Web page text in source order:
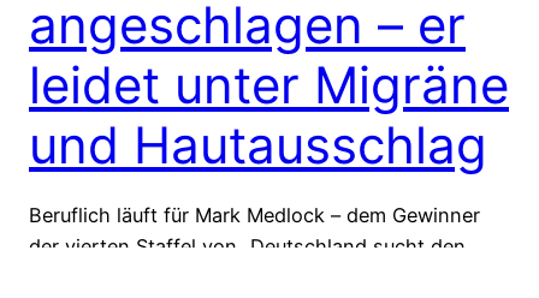
angeschlagen – er
leidet unter Migräne
und Hautausschlag
Beruflich läuft für Mark Medlock – dem Gewinner
der vierten Staffel von „Deutschland sucht den